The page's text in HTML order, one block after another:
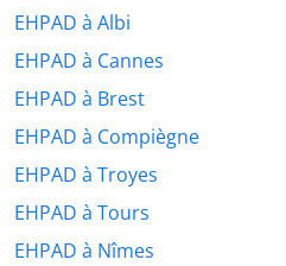
EHPAD à Albi
EHPAD à Cannes
EHPAD à Brest
EHPAD à Compiègne
EHPAD à Troyes
EHPAD à Tours
EHPAD à Nîmes